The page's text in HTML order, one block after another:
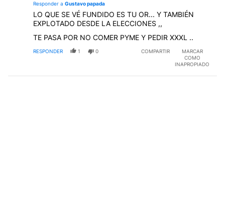
Responder a Gustavo papada
LO QUE SE VÉ FUNDIDO ES TU OR... Y TAMBIÉN
EXPLOTADO DESDE LA ELECCIONES ,,
TE PASA POR NO COMER PYME Y PEDIR XXXL ..
RESPONDER 1 0 COMPARTIR
MARCAR
COMO
INAPROPIADO